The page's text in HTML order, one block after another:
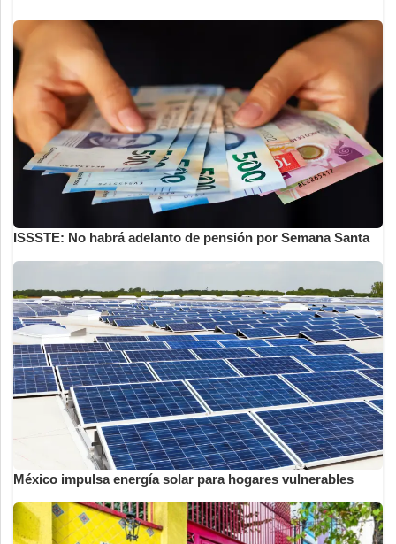
ISSSTE: No habrá adelanto de pensión por Semana Santa
México impulsa energía solar para hogares vulnerables